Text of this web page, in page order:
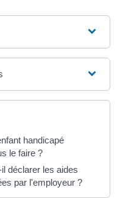
handicapé
le faire ?
déclarer les aides
par l'employeur ?